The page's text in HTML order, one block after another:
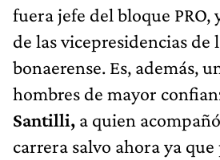
fuera jefe del bloque PRO,
de las vicepresidencias de
bonaerense. Es, además,
hombres de mayor
Santilli, a quien
carrera salvo ahora ya